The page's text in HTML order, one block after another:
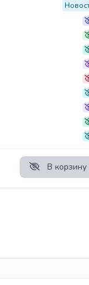
В корзину